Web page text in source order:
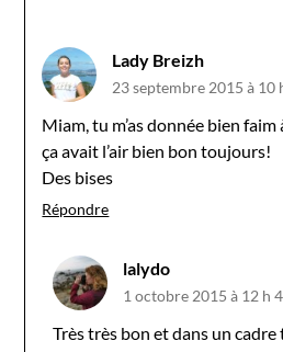
Lady Breizh
23 septembre 2015 à 10
Miam, tu m’as donnée bien faim
ça avait l’air bien bon toujours!
Des bises
Répondre
lalydo
1 octobre 2015 à 12 h
Très très bon et dans un